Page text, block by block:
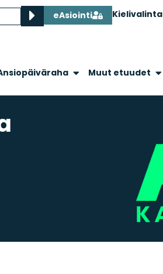
eAsiointi Kielivalinta
Muut etuudet